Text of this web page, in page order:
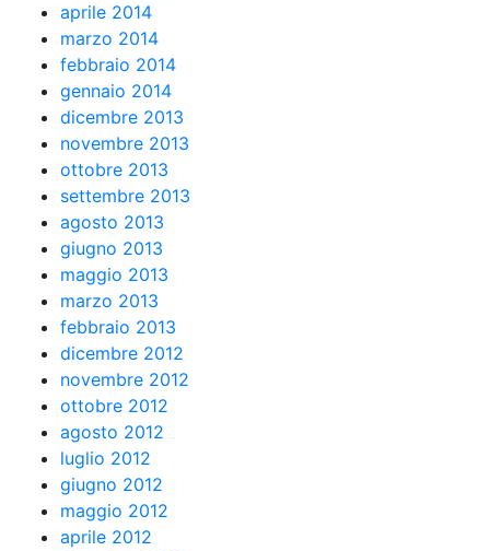
aprile 2014
marzo 2014
febbraio 2014
gennaio 2014
dicembre 2013
novembre 2013
ottobre 2013
settembre 2013
agosto 2013
giugno 2013
maggio 2013
marzo 2013
febbraio 2013
dicembre 2012
novembre 2012
ottobre 2012
agosto 2012
luglio 2012
giugno 2012
maggio 2012
aprile 2012